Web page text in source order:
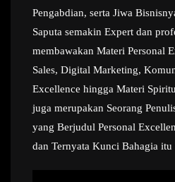
Pengabdian, serta Jiwa
Saputa semakin Expert dan
membawakan Materi Personal
Sales, Digital Marketing,
Excellence hingga Materi
juga merupakan Seorang
yang Berjudul Personal
dan Ternyata Kunci Bahagia itu